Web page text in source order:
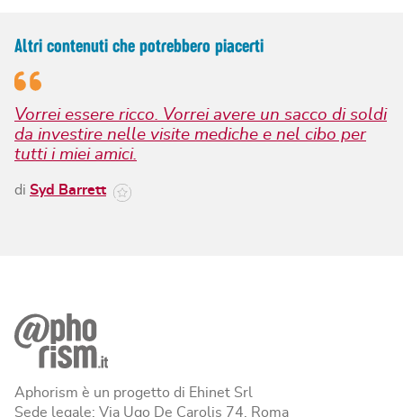
Altri contenuti che potrebbero piacerti
Vorrei essere ricco. Vorrei avere un sacco di soldi
da investire nelle visite mediche e nel cibo per
tutti i miei amici.
di Syd Barrett
Aphorism è un progetto di Ehinet Srl
Sede legale: Via Ugo De Carolis 74, Roma